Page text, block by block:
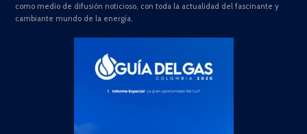
como medio de difusión noticioso, con toda la actualidad del fascinante y
cambiante mundo de la energía.